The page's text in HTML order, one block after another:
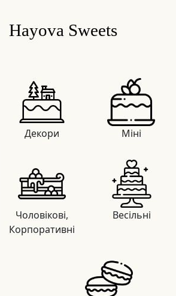
Hayova Sweets
Декори Міні
Чоловікові,
Корпоративні
Весільні